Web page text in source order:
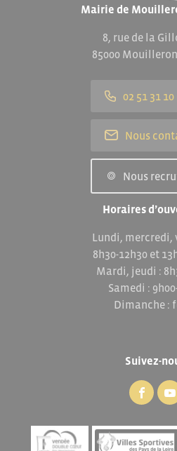
Mairie de
8, rue de la
85000
02 51 31 10
Nous
Nous
Horaires
Lundi, mercredi,
8h30-12h30 et
Mardi, jeudi :
Samedi :
Dimanche :
Suivez-